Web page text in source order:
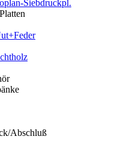
Siebdruckpl.
Abschluß